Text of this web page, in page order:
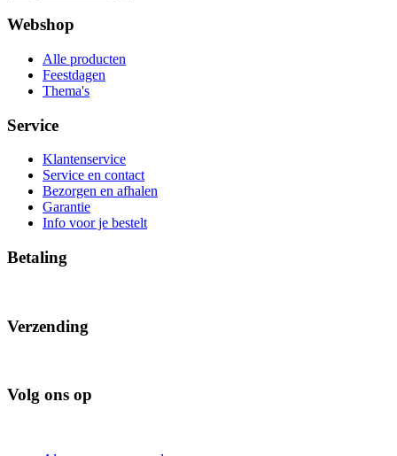
Webshop
Alle producten
Feestdagen
Thema's
Service
Klantenservice
Service en contact
Bezorgen en afhalen
Garantie
Info voor je bestelt
Betaling
Verzending
Volg ons op